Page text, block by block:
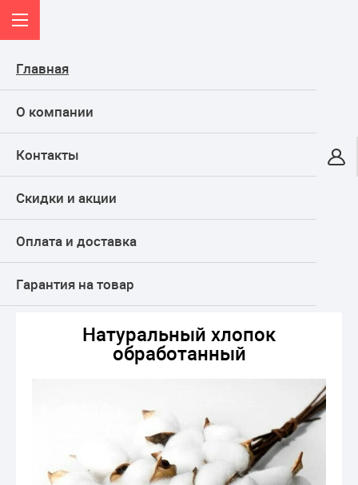
Главная
О компании
Контакты
Скидки и акции
Оплата и доставка
Гарантия на товар
Онлайн-гипермаркет
КАТАЛОГ
Для декора и фотосессии
Декоративные украшения
Натуральный хлопок обработанный
Натуральный хлопок
обработанный